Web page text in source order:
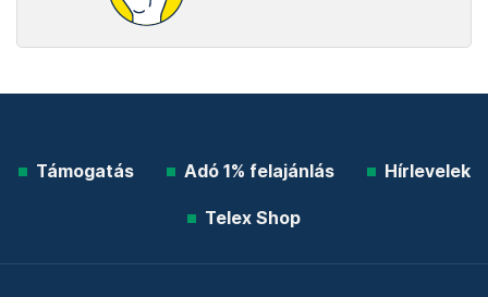
Támogatás Adó 1% felajánlás Hírlevelek
Telex Shop